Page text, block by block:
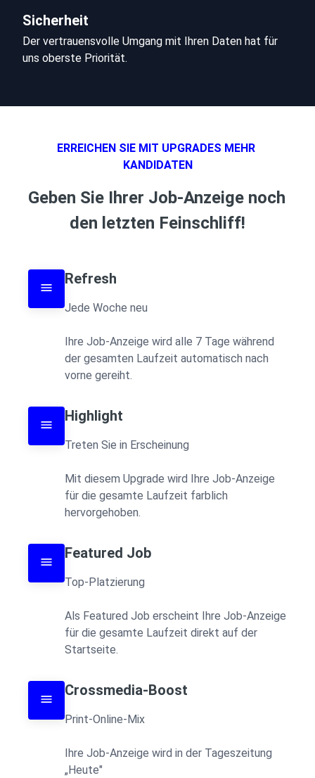
Sicherheit
Der vertrauensvolle Umgang mit Ihren Daten hat für
uns oberste Priorität.
ERREICHEN SIE MIT UPGRADES MEHR
KANDIDATEN
Geben Sie Ihrer Job-Anzeige noch
den letzten Feinschliff!
Refresh
Jede Woche neu
Ihre Job-Anzeige wird alle 7 Tage während
der gesamten Laufzeit automatisch nach
vorne gereiht.
Highlight
Treten Sie in Erscheinung
Mit diesem Upgrade wird Ihre Job-Anzeige
für die gesamte Laufzeit farblich
hervorgehoben.
Featured Job
Top-Platzierung
Als Featured Job erscheint Ihre Job-Anzeige
für die gesamte Laufzeit direkt auf der
Startseite.
Crossmedia-Boost
Print-Online-Mix
Ihre Job-Anzeige wird in der Tageszeitung
„Heute"